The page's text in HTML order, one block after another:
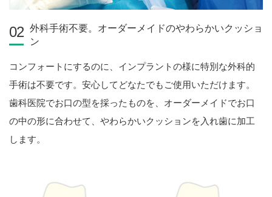
02 外科手術不要。オーダーメイドのやわらかいクッショ
ン
コンフォートにするのに、インプラントの様に特別な外科的
手術は不要です。安心してどなたでもご使用いただけます。
歯科医院でお口の型を採ったものを、オーダーメイドでお口
の中の形に合わせて、やわらかいクッションを入れ歯に加工
します。